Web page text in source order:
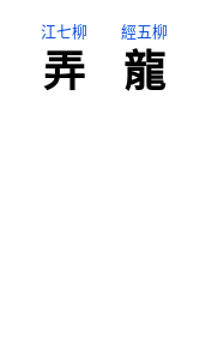
江七柳
弄
經五柳
龍